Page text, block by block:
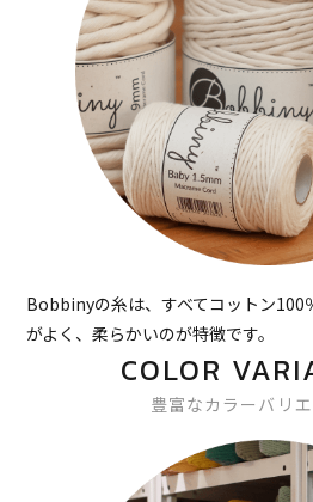
Bobbinyの糸は、すべてコットン100
がよく、柔らかいのが特徴です。
COLOR
豊富なカラーバリ